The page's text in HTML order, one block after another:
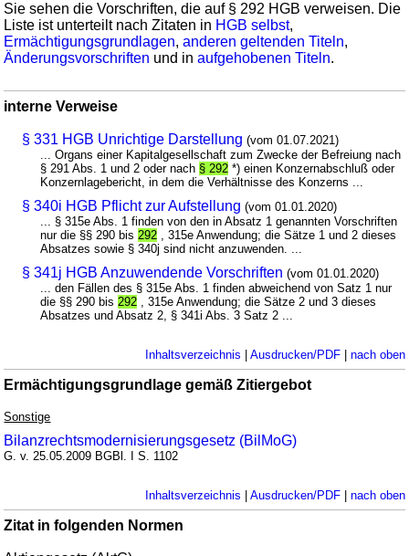
Sie sehen die Vorschriften, die auf § 292 HGB verweisen. Die
Liste ist unterteilt nach Zitaten in HGB selbst,
Ermächtigungsgrundlagen,anderen geltenden Titeln,
Änderungsvorschriften und inaufgehobenen Titeln.
interne Verweise
§ 331 HGB Unrichtige Darstellung (vom 01.07.2021)
... Organs einer Kapitalgesellschaft zum Zwecke der Befreiung nach
§ 291 Abs. 1 und 2 oder nach § 292 *) einen Konzernabschluß oder
Konzernlagebericht, in dem die Verhältnisse des Konzerns ...
§ 340i HGB Pflicht zur Aufstellung (vom 01.01.2020)
... § 315e Abs. 1 finden von den in Absatz 1 genannten Vorschriften
nur die §§ 290 bis292 , 315e Anwendung; die Sätze 1 und 2 dieses
Absatzes sowie § 340j sind nicht anzuwenden. ...
§ 341j HGB Anzuwendende Vorschriften (vom 01.01.2020)
... den Fällen des § 315e Abs. 1 finden abweichend von Satz 1 nur
die §§ 290 bis292 , 315e Anwendung; die Sätze 2 und 3 dieses
Absatzes und Absatz 2, § 341i Abs. 3 Satz 2 ...
Inhaltsverzeichnis Ausdrucken/PDF| nach oben
Ermächtigungsgrundlage gemäß Zitiergebot
Sonstige
Bilanzrechtsmodernisierungsgesetz (BilMoG)
G. v. 25.05.2009 BGBl. I S. 1102
Inhaltsverzeichnis Ausdrucken/PDF| nach oben
Zitat in folgenden Normen